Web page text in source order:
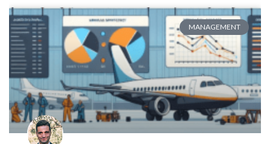
MANAGEMENT